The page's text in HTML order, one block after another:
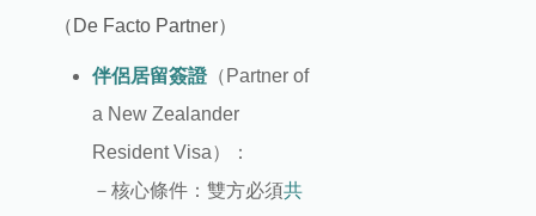
（De Facto Partner）
伴侶居留簽證（Partner of
a New Zealander
Resident Visa）：
－核心條件：雙方必須共